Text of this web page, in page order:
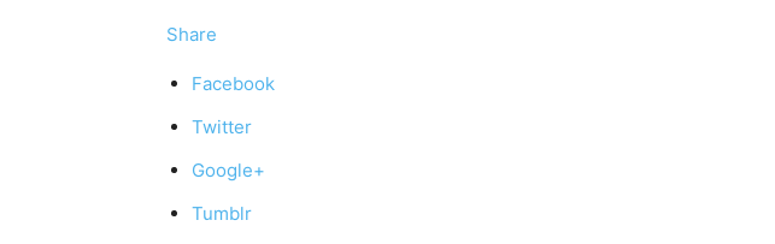
Share
Facebook
Twitter
Google+
Tumblr